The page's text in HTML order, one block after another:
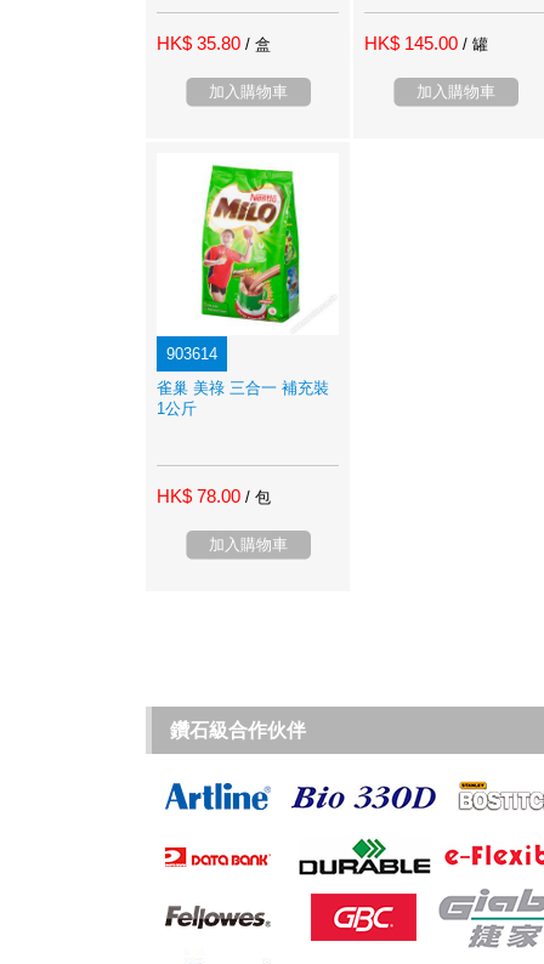
HK$ 35.80 / 盒
加入購物車
HK$ 145.00 / 罐
加入購物車
903614
雀巢 美祿 三合一 補充裝
1公斤
HK$ 78.00 / 包
加入購物車
鑽石級合作伙伴